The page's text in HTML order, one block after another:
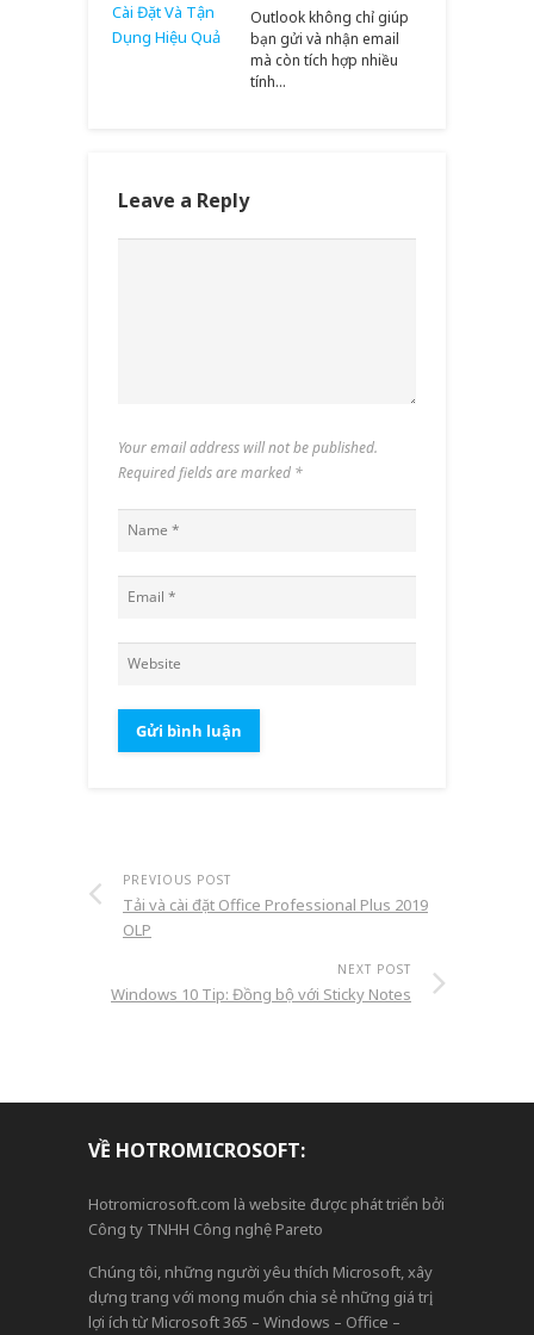
Outlook không chỉ giúp
bạn gửi và nhận email
mà còn tích hợp nhiều
tính…
Leave a Reply
Your email address will not be published.
Required fields are marked *
PREVIOUS POST
Tải và cài đặt Office Professional Plus 2019
OLP
NEXT POST
Windows 10 Tip: Đồng bộ với Sticky Notes
VỀ HOTROMICROSOFT:
Hotromicrosoft.com là website được phát triển bởi
Công ty TNHH Công nghệ Pareto
Chúng tôi, những người yêu thích Microsoft, xây
dựng trang với mong muốn chia sẻ những giá trị,
lợi ích từ Microsoft 365 – Windows – Office –